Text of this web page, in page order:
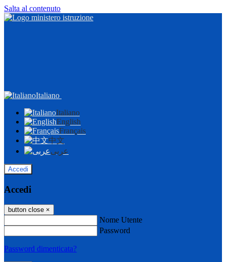
Salta al contenuto
Italiano
Italiano
English
Français
中文
عربى
Accedi
Accedi
button close ×
Nome Utente
Password
Password dimenticata?